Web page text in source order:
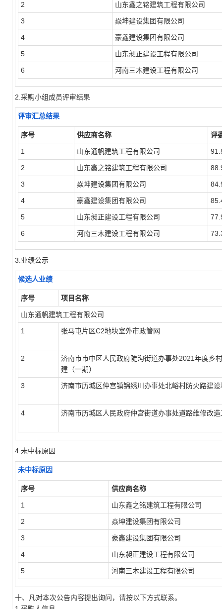
2 山东鑫之铭建筑工程有限公司
3 焱坤建设集团有限公司
4 豪鑫建设集团有限公司
5 山东昶正建设工程有限公司
6 河南三木建设工程有限公司
2.采购小组成员评审结果
评审汇总结果
序号 供应商名称 评
1 山东通帆建筑工程有限公司
2 山东鑫之铭建筑工程有限公司
3 焱坤建设集团有限公司
4 豪鑫建设集团有限公司
5 山东昶正建设工程有限公司
6 河南三木建设工程有限公司
3.业绩公示
候选人业绩
序号 项目名称
山东通帆建筑工程有限公司
1 张马屯片区C2地块室外市政管网
2
济南市市中区人民政府陡沟街道办事处2021年度乡
建（一期）
3 济南市历城区仲宫镇锦绣川办事处北峪村防火路建设
4 济南市历城区人民政府仲宫街道办事处道路维修改
4.未中标原因
未中标原因
序号 供应商名称
1 山东鑫之铭建筑工程有限公司
2 焱坤建设集团有限公司
3 豪鑫建设集团有限公司
4 山东昶正建设工程有限公司
5 河南三木建设工程有限公司
十、凡对本次公告内容提出询问，请按以下方式联系。